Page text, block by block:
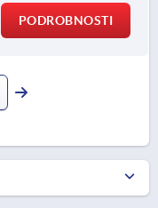
PODROBNOSTI